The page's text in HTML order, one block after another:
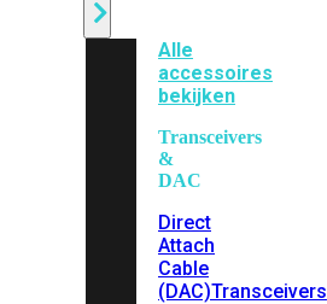
Alle
accessoires
bekijken
Transceivers
&
DAC
Direct
Attach
Cable
(DAC)Transceivers